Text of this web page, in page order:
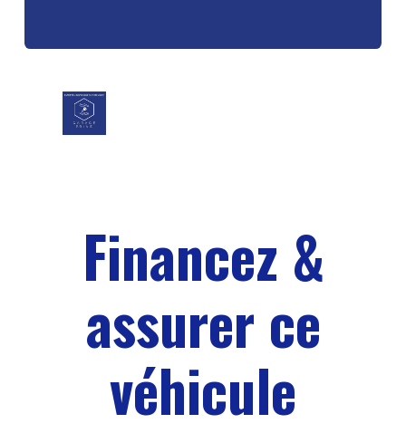
Financez &
assurer ce
véhicule